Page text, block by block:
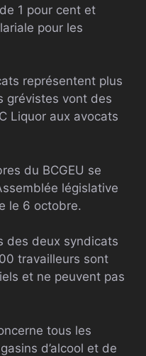
1 pour cent et
pour les
représentent plus
grévistes vont des
Liquor aux avocats
du BCGEU se
législative
le 6 octobre.
des deux syndicats
travailleurs sont
et ne peuvent pas
tous les
d’alcool et de